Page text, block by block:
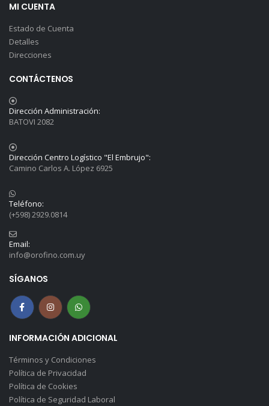
MI CUENTA
Estado de Cuenta
Detalles
Direcciones
CONTÁCTENOS
Dirección Administración:
BATOVI 2082
Dirección Centro Logístico "El Embrujo":
Camino Carlos A. López 6925
Teléfono:
(+598) 2929.0814
Email:
info@orofino.com.uy
SÍGANOS
INFORMACIÓN ADICIONAL
Términos y Condiciones
Política de Privacidad
Política de Cookies
Política de Seguridad Laboral